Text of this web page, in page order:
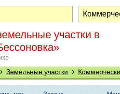
участки в
› Земельные участки ›